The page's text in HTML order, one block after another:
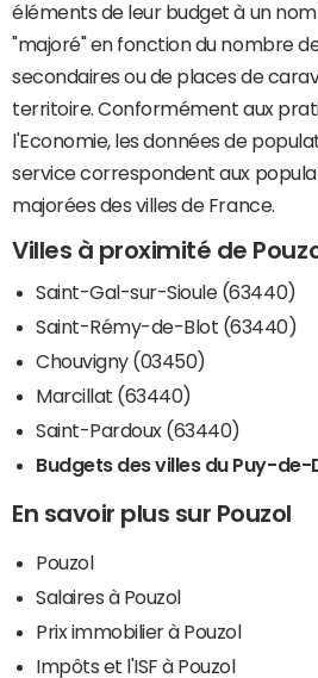
éléments de leur budget à un
"majoré" en fonction du nombre
secondaires ou de places de
territoire. Conformément aux
l'Economie, les données de
service correspondent aux
majorées des villes de France.
Villes à proximité de
Saint-Gal-sur-Sioule (63440)
Saint-Rémy-de-Blot (63440)
Chouvigny (03450)
Marcillat (63440)
Saint-Pardoux (63440)
Budgets des villes du Puy-de-
En savoir plus sur Pouzol
Pouzol
Salaires à Pouzol
Prix immobilier à Pouzol
Impôts et l'ISF à Pouzol